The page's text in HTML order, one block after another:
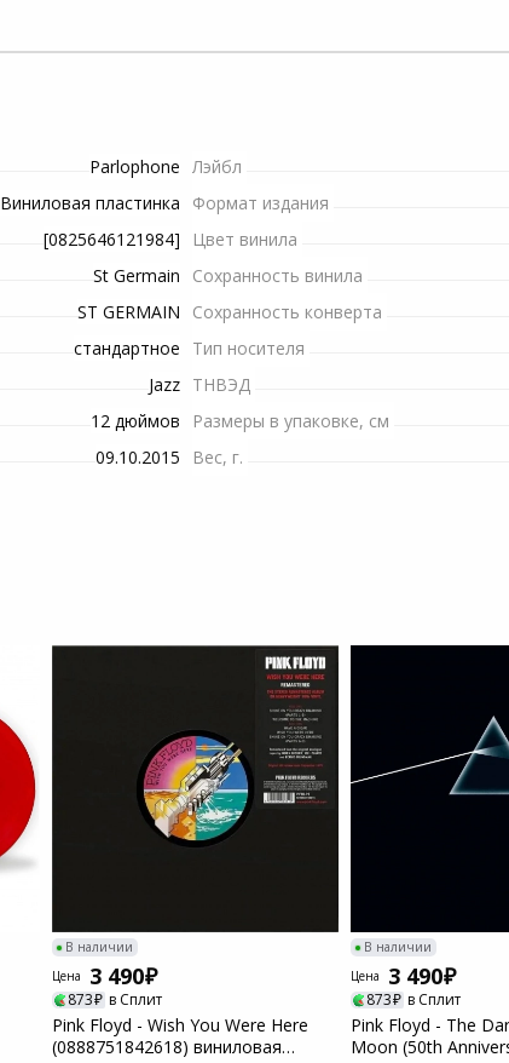
Parlophone
Виниловая пластинка
[0825646121984]
St Germain
ST GERMAIN
стандартное
Jazz
12 дюймов
09.10.2015
Лэйбл
Формат издания
Цвет винила
Сохранность винила
Сохранность конверта
Тип носителя
ТНВЭД
Размеры в упаковке, см
Вес, г.
В наличии
Цена
3 490
873 в Сплит
Pink Floyd - Wish You Were Here
(0888751842618) виниловая
В наличии
Цена
3 490
873 в Сплит
Pink Floyd - The
Moon (50th
Строительные миксеры
Строительные степлеры
Строительные фены
Шлифовальные машины
Системы полива
Высоторезы
Канализационные
Гидроаккумуляторы для
систем водоснабжения